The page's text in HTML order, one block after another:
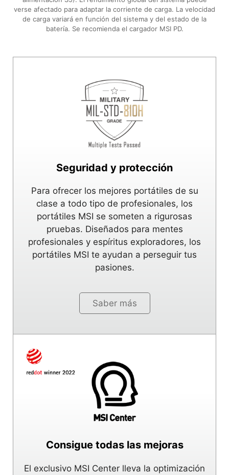
verse afectado para adaptar la corriente de carga. La velocidad
de carga variará en función del sistema y del estado de la
batería. Se recomienda el cargador MSI PD.
Seguridad y protección
Para ofrecer los mejores portátiles de su
clase a todo tipo de profesionales, los
portátiles MSI se someten a rigurosas
pruebas. Diseñados para mentes
profesionales y espíritus exploradores, los
portátiles MSI te ayudan a perseguir tus
pasiones.
Saber más
Consigue todas las mejoras
El exclusivo MSI Center lleva la optimización